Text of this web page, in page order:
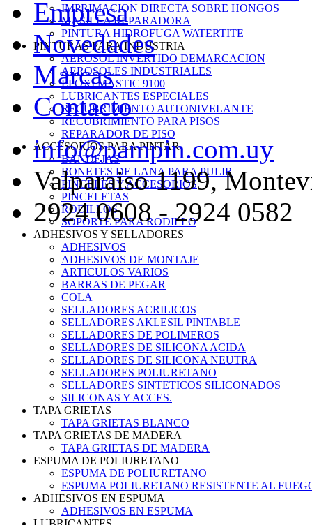
IMPRIMACION DIRECTA SOBRE HONGOS
MASILLA REPARADORA
PINTURA HIDROFUGA WATERTITE
PINTURAS PARA INDUSTRIA
AEROSOL INVERTIDO DEMARCACION
AEROSOLES INDUSTRIALES
EPOXI MASTIC 9100
LUBRICANTES ESPECIALES
RECUBRIMIENTO AUTONIVELANTE
RECUBRIMIENTO PARA PISOS
REPARADOR DE PISO
ACCESORIOS PARA PINTAR
BANDEJAS
BONETES DE LANA PARA PULIR
PINCELES Y ACCESORIOS
PINCELETAS
RODILLOS
SOPORTE PARA RODILLO
ADHESIVOS Y SELLADORES
ADHESIVOS
ADHESIVOS DE MONTAJE
ARTICULOS VARIOS
BARRAS DE PEGAR
COLA
SELLADORES ACRILICOS
SELLADORES AKLESIL PINTABLE
SELLADORES DE POLIMEROS
SELLADORES DE SILICONA ACIDA
SELLADORES DE SILICONA NEUTRA
SELLADORES POLIURETANO
SELLADORES SINTETICOS SILICONADOS
SILICONAS Y ACCES.
TAPA GRIETAS
TAPA GRIETAS BLANCO
TAPA GRIETAS DE MADERA
TAPA GRIETAS DE MADERA
ESPUMA DE POLIURETANO
ESPUMA DE POLIURETANO
ESPUMA POLIURETANO RESISTENTE AL
ADHESIVOS EN ESPUMA
ADHESIVOS EN ESPUMA
Empresa
Novedades
Marcas
Contacto
info@pampin.com.uy
Valparaiso 1199,
2924 0608 - 2924 0582